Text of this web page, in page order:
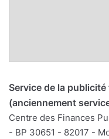
Service de la
(anciennement
Centre des Finances
- BP 30651 - 82017 -